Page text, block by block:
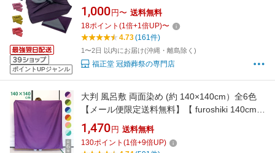
ポイントUPジャンル
おしゃれ furoshiki お弁当 包み 和柄 着物つつみ
たとう紙 晴れ着 着物包み お昼寝布団 着付け 布
団包み 収納 埃除け 持ち運び 防災 災害 振袖
1,000 円〜 送料無料
18ポイント (1倍+1倍UP)〜
4.73(161件)
1〜2日 以内にお届け(沖縄・離島除く)
福正堂 冠婚葬祭の専門店
大判 風呂敷 両面染め (約 140×140cm）全6色
【メール便限定送料無料】【 furoshiki 140cm
ふろしき 大判風呂敷 リバーシブル たとう紙 晴
れ着 着物包み 旅行 パッキング 推し活 お昼寝布
団 着付け 紫 ピンク 黄緑 紺 水色 オレンジ 緑
1,470 円 送料無料
130ポイント (1倍+9倍UP)